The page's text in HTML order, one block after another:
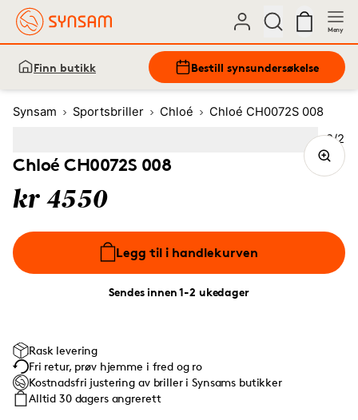
Meny
Finn butikk Bestill synsundersøkelse
Synsam Sportsbriller Chloé Chloé CH0072S 008
Chloé CH0072S 008
kr 4550
Legg til i handlekurven
Sendes innen 1-2 ukedager
Rask levering
Fri retur, prøv hjemme i fred og ro
Kostnadsfri justering av briller i Synsams butikker
Alltid 30 dagers angrerett
Bilde
2/2
(Current image)